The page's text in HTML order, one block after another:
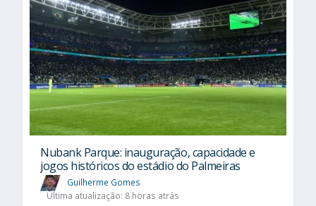
Nubank Parque: inauguração, capacidade e
jogos históricos do estádio do Palmeiras
Guilherme Gomes
Última atualização: 8 horas atrás